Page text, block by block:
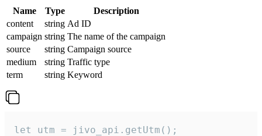
Name Type
Description
content
string Ad ID
campaign string The name of the campaign
source
string Campaign source
medium
string Traffic type
term
string Keyword
let utm = jivo_api.getUtm();